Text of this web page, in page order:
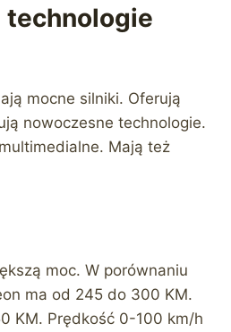
technologie
mocne silniki. Oferują
nowoczesne technologie.
Mają też
moc. W porównaniu
ma od 245 do 300 KM.
KM. Prędkość 0-100 km/h